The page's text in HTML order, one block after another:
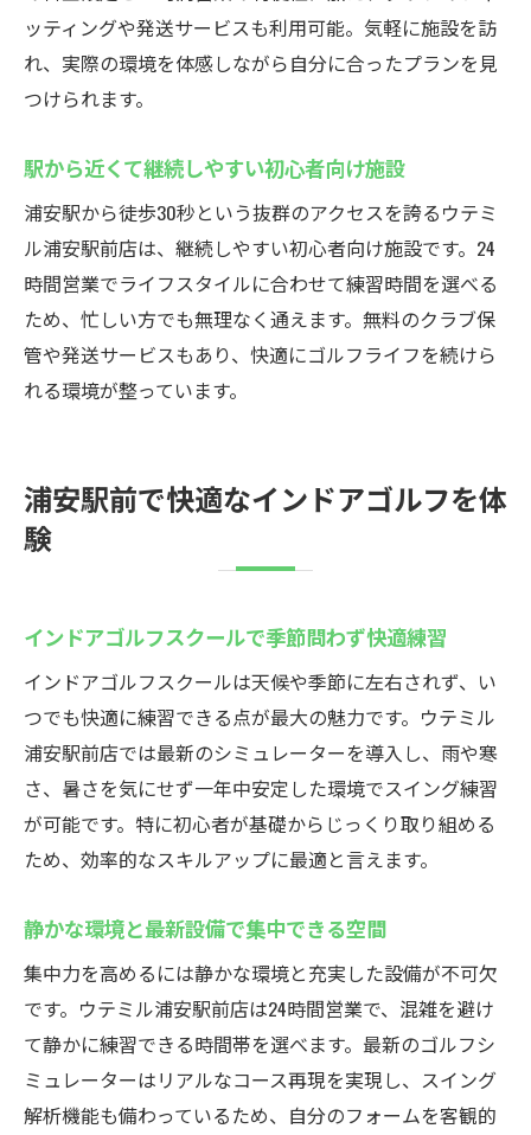
ッティングや発送サービスも利用可能。気軽に施設を訪
れ、実際の環境を体感しながら自分に合ったプランを見
つけられます。
駅から近くて継続しやすい初心者向け施設
浦安駅から徒歩30秒という抜群のアクセスを誇るウテミ
ル浦安駅前店は、継続しやすい初心者向け施設です。24
時間営業でライフスタイルに合わせて練習時間を選べる
ため、忙しい方でも無理なく通えます。無料のクラブ保
管や発送サービスもあり、快適にゴルフライフを続けら
れる環境が整っています。
浦安駅前で快適なインドアゴルフを体
験
インドアゴルフスクールで季節問わず快適練習
インドアゴルフスクールは天候や季節に左右されず、い
つでも快適に練習できる点が最大の魅力です。ウテミル
浦安駅前店では最新のシミュレーターを導入し、雨や寒
さ、暑さを気にせず一年中安定した環境でスイング練習
が可能です。特に初心者が基礎からじっくり取り組める
ため、効率的なスキルアップに最適と言えます。
静かな環境と最新設備で集中できる空間
集中力を高めるには静かな環境と充実した設備が不可欠
です。ウテミル浦安駅前店は24時間営業で、混雑を避け
て静かに練習できる時間帯を選べます。最新のゴルフシ
ミュレーターはリアルなコース再現を実現し、スイング
解析機能も備わっているため、自分のフォームを客観的